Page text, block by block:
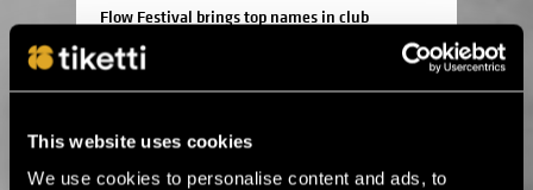
This website uses cookies
We use cookies to personalise content and ads, to
Flow Festival brings top names in club
music to Heineken Backyard ›
Flow Festival’s Balloon 360° presents
music legends and irresistible rhythms ›